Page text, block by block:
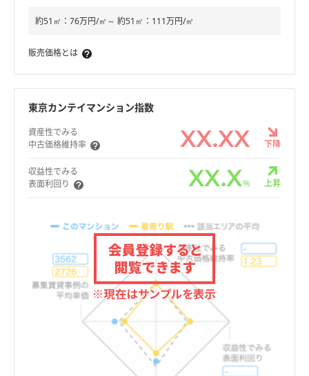
約51㎡：76万円/㎡～ 約51㎡：111万円/㎡
販売価格とは
東京カンテイマンション指数
資産性でみる
中古価格維持率
XX.XX 下降
収益性でみる
表面利回り
XX.X% 上昇